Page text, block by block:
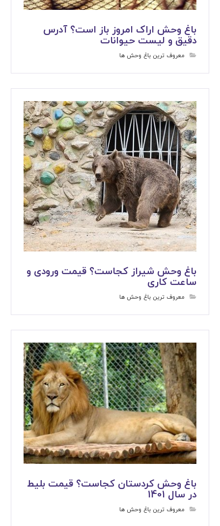
باغ وحش اراک امروز باز است؟ آدرس
دقیق و لیست حیوانات
معروف ترین باغ وحش ها
باغ وحش شیراز کجاست؟ قیمت ورودی و
ساعت کاری
معروف ترین باغ وحش ها
باغ وحش کردستان کجاست؟ قیمت بلیط
در سال 1401
معروف ترین باغ وحش ها